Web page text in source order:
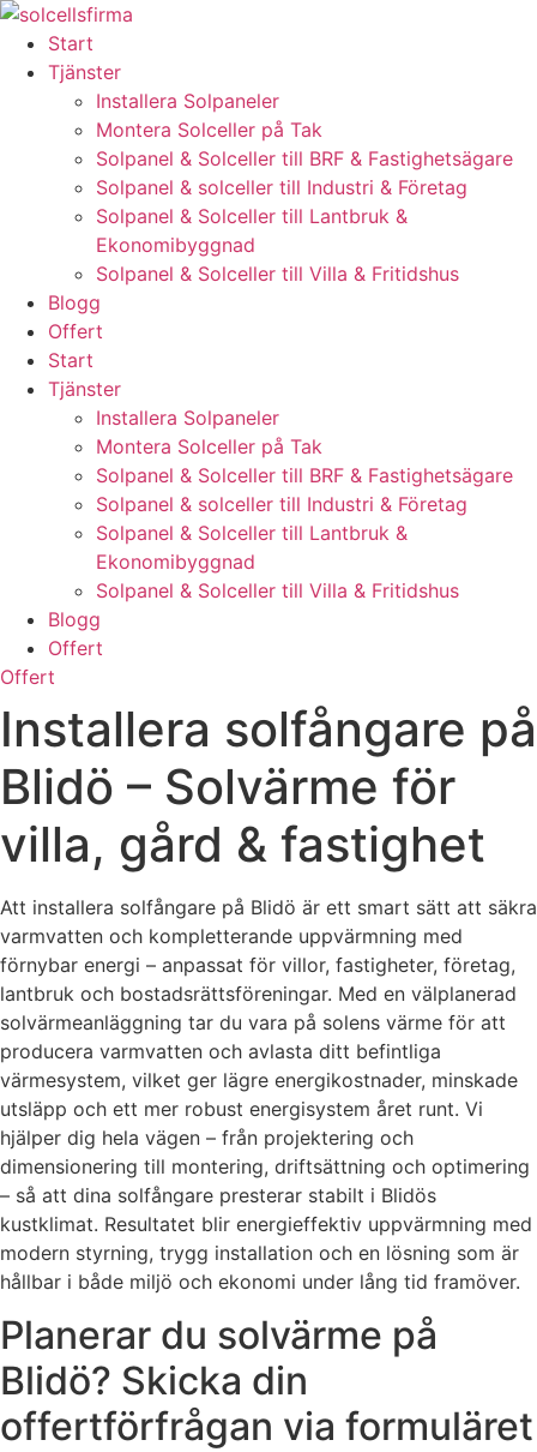
Skip
content
Start
Tjänster
Installera Solpaneler
Montera Solceller på Tak
Solpanel & Solceller till BRF & Fastighetsägare
Solpanel & solceller till Industri & Företag
Solpanel & Solceller till Lantbruk &
Ekonomibyggnad
Solpanel & Solceller till Villa & Fritidshus
Blogg
Offert
Start
Tjänster
Installera Solpaneler
Montera Solceller på Tak
Solpanel & Solceller till BRF & Fastighetsägare
Solpanel & solceller till Industri & Företag
Solpanel & Solceller till Lantbruk &
Ekonomibyggnad
Solpanel & Solceller till Villa & Fritidshus
Blogg
Offert
Offert
Installera solfångare på
Blidö – Solvärme för
villa, gård & fastighet
Att installera solfångare på Blidö är ett smart sätt att säkra
varmvatten och kompletterande uppvärmning med
förnybar energi – anpassat för villor, fastigheter, företag,
lantbruk och bostadsrättsföreningar. Med en välplanerad
solvärmeanläggning tar du vara på solens värme för att
producera varmvatten och avlasta ditt befintliga
värmesystem, vilket ger lägre energikostnader, minskade
utsläpp och ett mer robust energisystem året runt. Vi
hjälper dig hela vägen – från projektering och
dimensionering till montering, driftsättning och optimering
– så att dina solfångare presterar stabilt i Blidös
kustklimat. Resultatet blir energieffektiv uppvärmning med
modern styrning, trygg installation och en lösning som är
hållbar i både miljö och ekonomi under lång tid framöver.
Planerar du solvärme på
Blidö? Skicka din
offertförfrågan via formuläret